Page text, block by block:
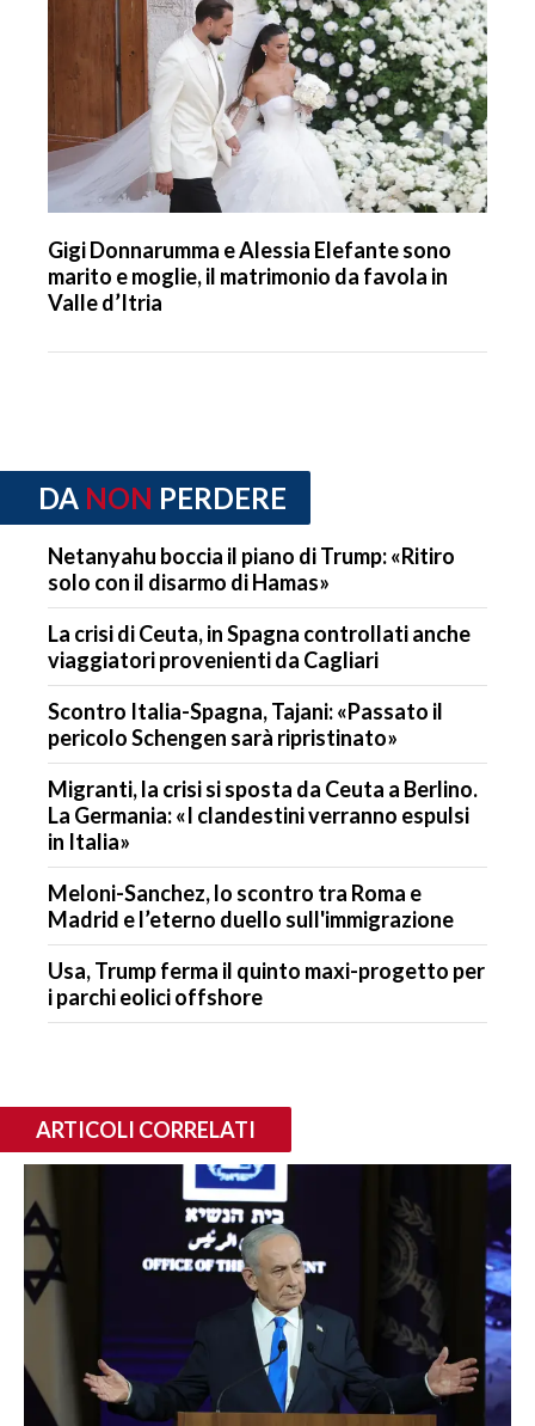
Gigi Donnarumma e Alessia Elefante sono
marito e moglie, il matrimonio da favola in
Valle d’Itria
DA NON PERDERE
Netanyahu boccia il piano di Trump: «Ritiro
solo con il disarmo di Hamas»
La crisi di Ceuta, in Spagna controllati anche
viaggiatori provenienti da Cagliari
Scontro Italia-Spagna, Tajani: «Passato il
pericolo Schengen sarà ripristinato»
Migranti, la crisi si sposta da Ceuta a Berlino.
La Germania: «I clandestini verranno espulsi
in Italia»
Meloni-Sanchez, lo scontro tra Roma e
Madrid e l’eterno duello sull'immigrazione
Usa, Trump ferma il quinto maxi-progetto per
i parchi eolici offshore
ARTICOLI CORRELATI